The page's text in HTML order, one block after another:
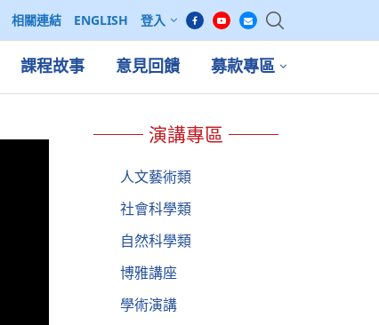
相關連結 ENGLISH 登入
課程故事 意見回饋 募款專區
演講專區
人文藝術類
社會科學類
自然科學類
博雅講座
學術演講